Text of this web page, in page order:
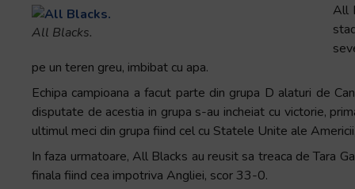
All Blacks.
All
pe un teren greu, imbibat cu apa.
Echipa campioana a facut parte din grupa D alaturi de
disputate de acestia in grupa s-au incheiat cu victorie,
ultimul meci din grupa fiind cel cu Statele Unite ale
In faza urmatoare, All Blacks au reusit sa treaca de Tara
finala fiind cea impotriva Angliei, scor 33-0.